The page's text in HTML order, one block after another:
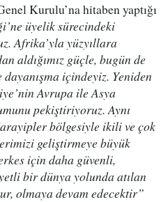
Kurulu’na hitaben yaptığı
üyelik sürecindeki
Afrika’yla yüzyıllara
aldığımız güçle, bugün de
içindeyiz. Yeniden
Avrupa ile Asya
pekiştiriyoruz. Aynı
bölgesiyle ikili ve çok
geliştirmeye büyük
için daha güvenli,
bir dünya yolunda atılan
olmaya devam edecektir”